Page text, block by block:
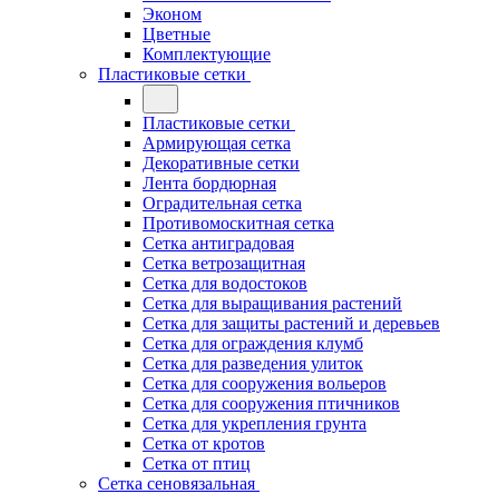
Эконом
Цветные
Комплектующие
Пластиковые сетки
Пластиковые сетки
Армирующая сетка
Декоративные сетки
Лента бордюрная
Оградительная сетка
Противомоскитная сетка
Сетка антиградовая
Сетка ветрозащитная
Сетка для водостоков
Сетка для выращивания растений
Сетка для защиты растений и деревьев
Сетка для ограждения клумб
Сетка для разведения улиток
Сетка для сооружения вольеров
Сетка для сооружения птичников
Сетка для укрепления грунта
Сетка от кротов
Сетка от птиц
Сетка сеновязальная